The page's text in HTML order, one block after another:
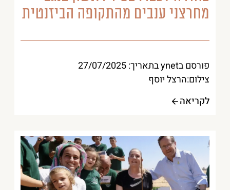
מחרצני ענבים מהתקופה הביזנטית
פורסם בynet בתאריך: 27/07/2025
צילום:הרצל יוסף
לקריאה